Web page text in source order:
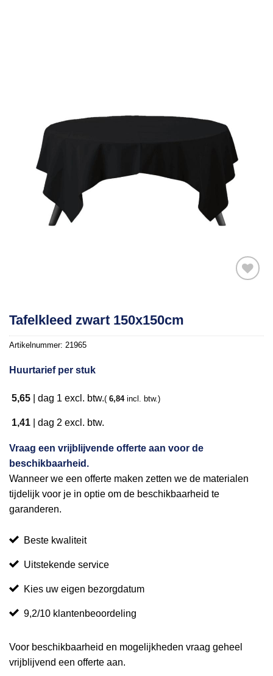
verlanglijst
Tafelkleed zwart 150x150cm
Artikelnummer: 21965
Huurtarief per stuk
5,65 dag 1 excl. btw.( 6,84incl. btw.)
1,41 dag 2 excl. btw.
Vraag een vrijblijvende offerte aan voor de
beschikbaarheid.
Wanneer we een offerte maken zetten we de materialen
tijdelijk voor je in optie om de beschikbaarheid te
garanderen.
Beste kwaliteit
Uitstekende service
Kies uw eigen bezorgdatum
9,2/10 klantenbeoordeling
Voor beschikbaarheid en mogelijkheden vraag geheel
vrijblijvend een offerte aan.